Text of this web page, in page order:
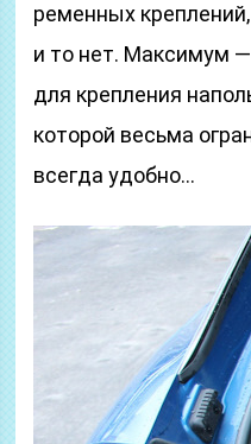
ременных
и то нет. Максимум
для крепления
которой весьма
всегда удобно…